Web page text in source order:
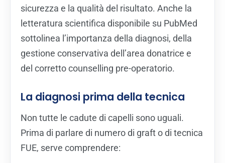
sicurezza e la qualità del risultato. Anche la
letteratura scientifica disponibile su PubMed
sottolinea l’importanza della diagnosi, della
gestione conservativa dell’area donatrice e
del corretto counselling pre-operatorio.
La diagnosi prima della tecnica
Non tutte le cadute di capelli sono uguali.
Prima di parlare di numero di graft o di tecnica
FUE, serve comprendere: